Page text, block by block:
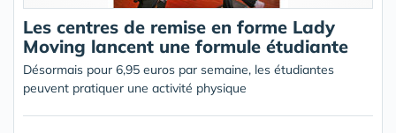
Les centres de remise en forme Lady
Moving lancent une formule étudiante
Désormais pour 6,95 euros par semaine, les étudiantes
peuvent pratiquer une activité physique